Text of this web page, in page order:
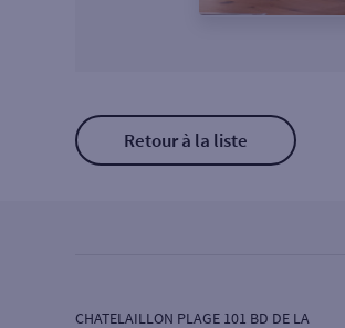
Retour à la liste
CHATELAILLON PLAGE 101 BD DE LA